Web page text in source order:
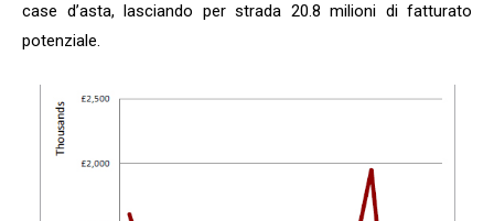
case d’asta, lasciando per strada 20.8 milioni di fatturato
potenziale.